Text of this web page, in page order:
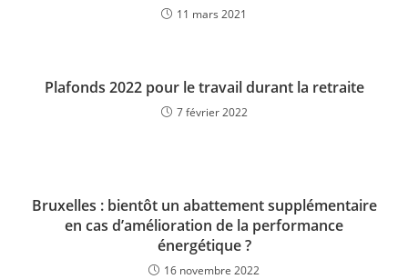
11 mars 2021
Plafonds 2022 pour le travail durant la retraite
7 février 2022
Bruxelles : bientôt un abattement supplémentaire
en cas d’amélioration de la performance
énergétique ?
16 novembre 2022